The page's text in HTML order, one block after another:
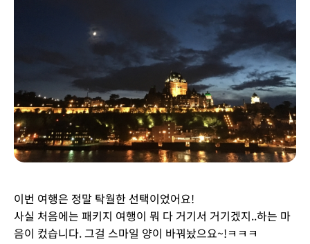
이번 여행은 정말 탁월한 선택이었어요!
사실 처음에는 패키지 여행이 뭐 다 거기서 거기겠지..하는 마
음이 컸습니다. 그걸 스마일 양이 바꿔놨으요~!ㅋㅋㅋ